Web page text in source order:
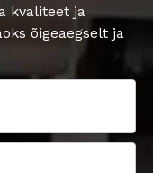
kvaliteet ja
õigeaegselt ja